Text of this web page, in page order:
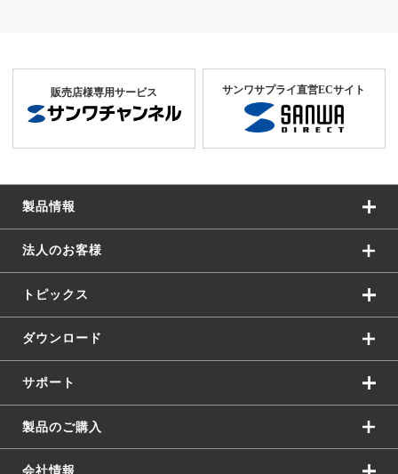
販売店様専用サービス サンワサプライ直営ECサイト
製品情報
法人のお客様
トピックス
ダウンロード
サポート
製品のご購入
会社情報